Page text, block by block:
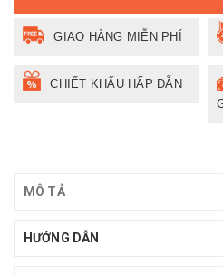
GIAO HÀNG MIỄN PHÍ
CHIẾT KHẤU HẤP DẪN
MÔ TẢ
HƯỚNG DẪN